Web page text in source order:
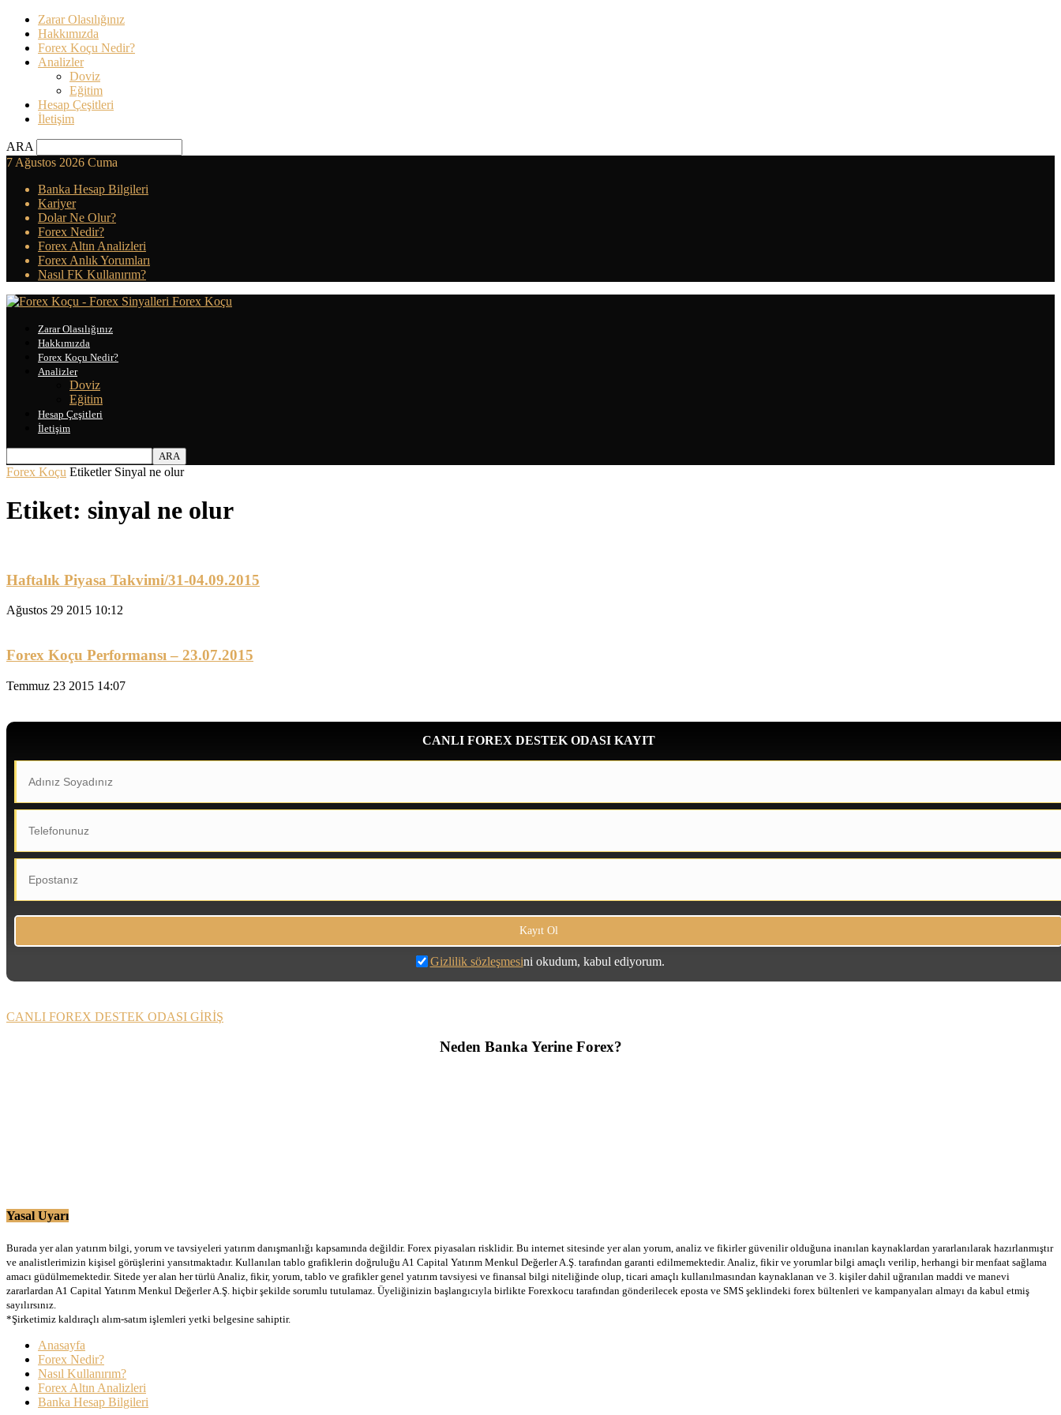
Zarar Olasılığınız
Hakkımızda
Forex Koçu Nedir?
Analizler
Doviz
Eğitim
Hesap Çeşitleri
İletişim
ARA
7 Ağustos 2026 Cuma
Banka Hesap Bilgileri
Kariyer
Dolar Ne Olur?
Forex Nedir?
Forex Altın Analizleri
Forex Anlık Yorumları
Nasıl FK Kullanırım?
Forex Koçu
Zarar Olasılığınız
Hakkımızda
Forex Koçu Nedir?
Analizler
Doviz
Eğitim
Hesap Çeşitleri
İletişim
Forex Koçu Etiketler Sinyal ne olur
Etiket: sinyal ne olur
Haftalık Piyasa Takvimi/31-04.09.2015
Ağustos 29 2015 10:12
Forex Koçu Performansı – 23.07.2015
Temmuz 23 2015 14:07
CANLI FOREX DESTEK ODASI KAYIT
Gizlilik sözleşmesini okudum, kabul ediyorum.
CANLI FOREX DESTEK ODASI GİRİŞ
Neden Banka Yerine Forex?
Yasal Uyarı
Burada yer alan yatırım bilgi, yorum ve tavsiyeleri yatırım danışmanlığı kapsamında değildir. Forex piyasaları risklidir. Bu internet sitesinde yer alan yorum, analiz ve fikirler güvenilir olduğuna inanılan kaynaklardan yararlanılarak hazırlanmıştır
ve analistlerimizin kişisel görüşlerini yansıtmaktadır. Kullanılan tablo grafiklerin doğruluğu A1 Capital Yatırım Menkul Değerler A.Ş. tarafından garanti edilmemektedir. Analiz, fikir ve yorumlar bilgi amaçlı verilip, herhangi bir menfaat sağlama
amacı güdülmemektedir. Sitede yer alan her türlü Analiz, fikir, yorum, tablo ve grafikler genel yatırım tavsiyesi ve finansal bilgi niteliğinde olup, ticari amaçlı kullanılmasından kaynaklanan ve 3. kişiler dahil uğranılan maddi ve manevi
zararlardan A1 Capital Yatırım Menkul Değerler A.Ş. hiçbir şekilde sorumlu tutulamaz. Üyeliğinizin başlangıcıyla birlikte Forexkocu tarafından gönderilecek eposta ve SMS şeklindeki forex bültenleri ve kampanyaları almayı da kabul etmiş
sayılırsınız.
*Şirketimiz kaldıraçlı alım-satım işlemleri yetki belgesine sahiptir.
Anasayfa
Forex Nedir?
Nasıl Kullanırım?
Forex Altın Analizleri
Banka Hesap Bilgileri